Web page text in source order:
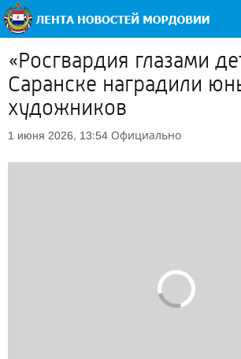
«Росгвардия глазами
Саранске наградили
художников
1 июня 2026, 13:54 Официально